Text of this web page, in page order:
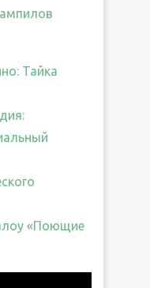
Тайка
«Поющие